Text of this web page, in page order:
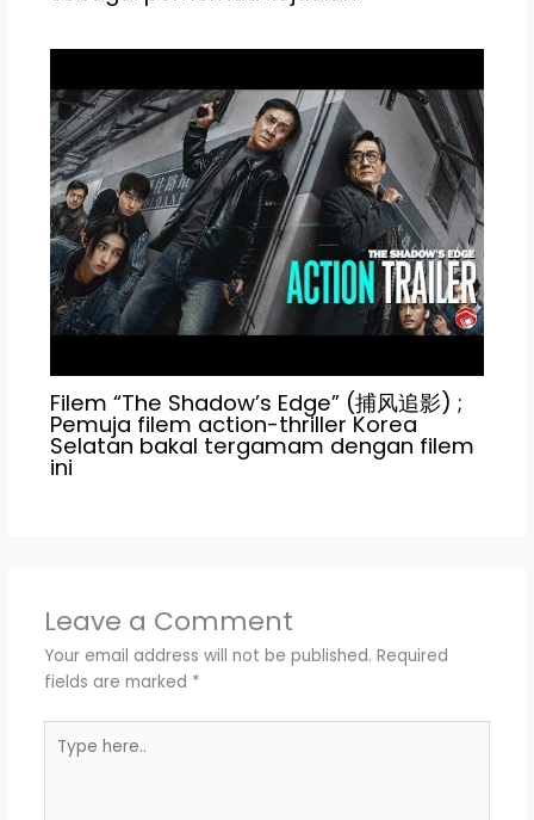
Filem “The Shadow’s Edge” (捕风追影) ;
Pemuja filem action-thriller Korea
Selatan bakal tergamam dengan filem
ini
Leave a Comment
Your email address will not be published. Required
fields are marked *
here..